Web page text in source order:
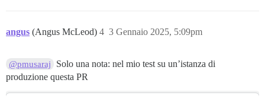
angus (Angus McLeod) 3 Gennaio 2025, 5:09pm
4
@pmusaraj
Solo una nota: nel mio test su un’istanza di
produzione questa PR